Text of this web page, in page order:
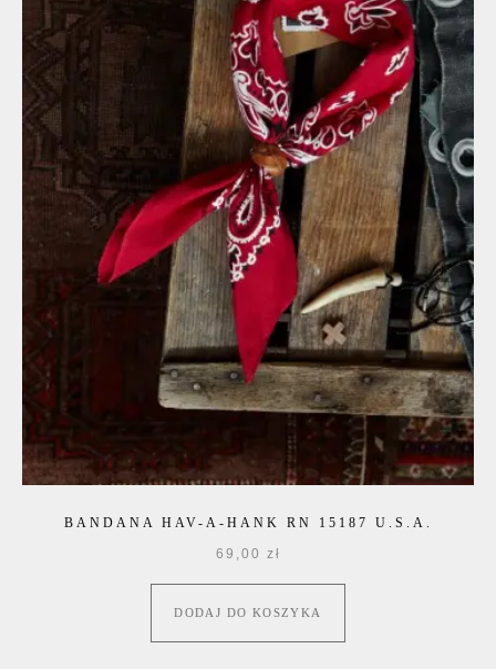
BANDANA HAV-A-HANK RN 15187 U.S.A.
69,00 zł
DODAJ DO KOSZYKA